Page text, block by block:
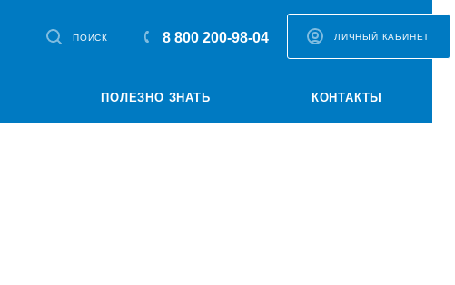
ЛИЧНЫЙ КАБИНЕТ
8 800 200-98-04
ПОИСК
ПОЛЕЗНО ЗНАТЬ КОНТАКТЫ